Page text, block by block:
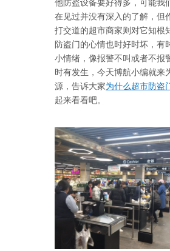
他防盗设备要好得多，可能我
在见过并没有深入的了解，但
打交道的超市商家则对它知根
防盗门的心情也时好时坏，有
小情绪，像报警不叫或者不报
时有发生，今天博航小编就来
源，告诉大家为什么超市防盗
起来看看吧。